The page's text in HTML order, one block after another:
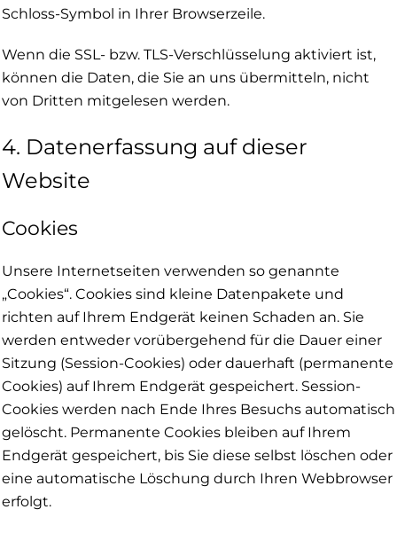
Schloss-Symbol in Ihrer Browserzeile.
Wenn die SSL- bzw. TLS-Verschlüsselung aktiviert ist,
können die Daten, die Sie an uns übermitteln, nicht
von Dritten mitgelesen werden.
4. Datenerfassung auf dieser
Website
Cookies
Unsere Internetseiten verwenden so genannte
„Cookies“. Cookies sind kleine Datenpakete und
richten auf Ihrem Endgerät keinen Schaden an. Sie
werden entweder vorübergehend für die Dauer einer
Sitzung (Session-Cookies) oder dauerhaft (permanente
Cookies) auf Ihrem Endgerät gespeichert. Session-
Cookies werden nach Ende Ihres Besuchs automatisch
gelöscht. Permanente Cookies bleiben auf Ihrem
Endgerät gespeichert, bis Sie diese selbst löschen oder
eine automatische Löschung durch Ihren Webbrowser
erfolgt.